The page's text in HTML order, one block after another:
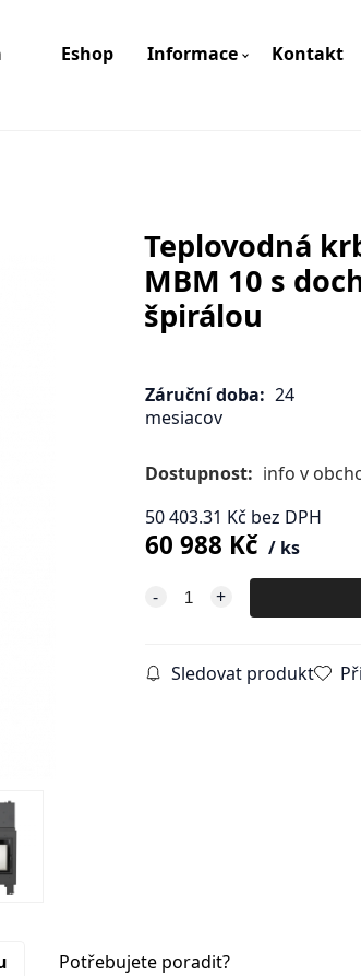
Eshop Informace Kontakt
Teplovodná
MBM 10 s
špirálou
Záruční doba: 24
mesiacov
Dostupnost: info v
50 403.31 Kč bez DPH
60 988 Kč ks
Sledovat produkt
Potřebujete poradit?